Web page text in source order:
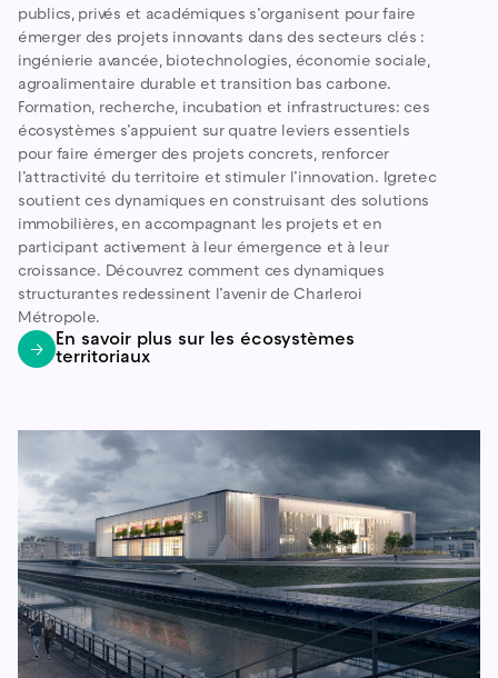
publics, privés et académiques s’organisent pour faire
émerger des projets innovants dans des secteurs clés :
ingénierie avancée, biotechnologies, économie sociale,
agroalimentaire durable et transition bas carbone.
Formation, recherche, incubation et infrastructures: ces
écosystèmes s’appuient sur quatre leviers essentiels
pour faire émerger des projets concrets, renforcer
l’attractivité du territoire et stimuler l’innovation. Igretec
soutient ces dynamiques en construisant des solutions
immobilières, en accompagnant les projets et en
participant activement à leur émergence et à leur
croissance. Découvrez comment ces dynamiques
structurantes redessinent l’avenir de Charleroi
Métropole.
En savoir plus sur les écosystèmes
territoriaux